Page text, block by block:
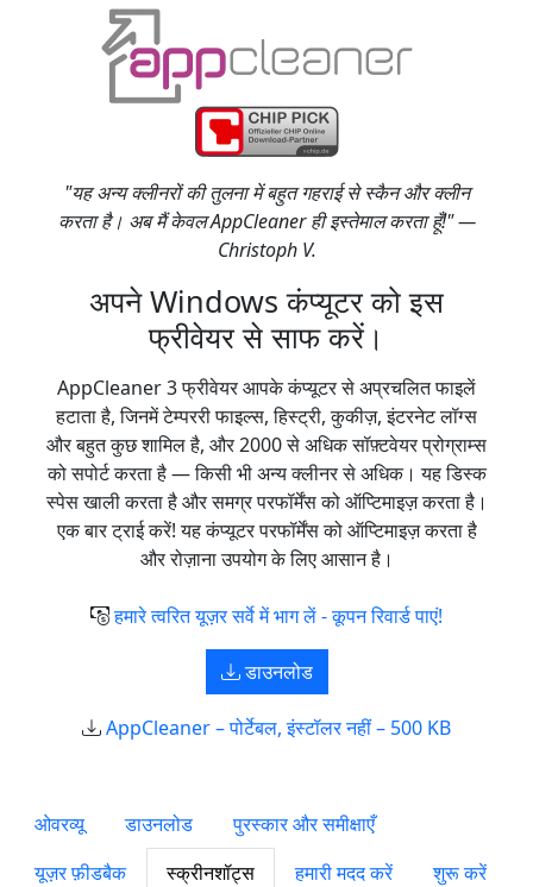
"यह अन्य क्लीनरों की तुलना में बहुत गहराई से स्कैन और क्लीन
करता है। अब मैं केवल AppCleaner ही इस्तेमाल करता हूँ!" —
Christoph V.
अपने Windows कंप्यूटर को इस
फ्रीवेयर से साफ करें।
AppCleaner 3 फ्रीवेयर आपके कंप्यूटर से अप्रचलित फाइलें
हटाता है, जिनमें टेम्पररी फाइल्स, हिस्ट्री, कुकीज़, इंटरनेट लॉग्स
और बहुत कुछ शामिल है, और 2000 से अधिक सॉफ़्टवेयर प्रोग्राम्स
को सपोर्ट करता है — किसी भी अन्य क्लीनर से अधिक। यह डिस्क
स्पेस खाली करता है और समग्र परफॉर्मेंस को ऑप्टिमाइज़ करता है।
एक बार ट्राई करें! यह कंप्यूटर परफॉर्मेंस को ऑप्टिमाइज़ करता है
और रोज़ाना उपयोग के लिए आसान है।
हमारे त्वरित यूज़र सर्वे में भाग लें - कूपन रिवार्ड पाएं!
डाउनलोड
AppCleaner – पोर्टेबल, इंस्टॉलर नहीं – 500 KB
ओवरव्यू डाउनलोड
पुरस्कार और समीक्षाएँ
यूज़र फ़ीडबैक
स्क्रीनशॉट्स हमारी मदद करें शुरू करें